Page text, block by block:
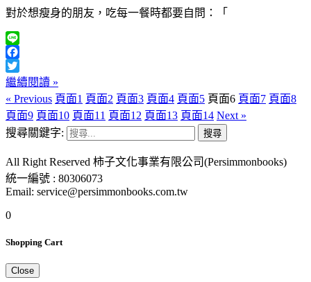
對於想瘦身的朋友，吃每一餐時都要自問：「
Line
Facebook
Twitter
繼續閱讀 »
« Previous 頁面1 頁面2 頁面3 頁面4 頁面5 頁面6 頁面7 頁面8
頁面9 頁面10 頁面11 頁面12 頁面13 頁面14 Next »
搜尋關鍵字:
All Right Reserved 柿子文化事業有限公司(Persimmonbooks)
統一編號 : 80306073
Email: service@persimmonbooks.com.tw
0
Shopping Cart
Close